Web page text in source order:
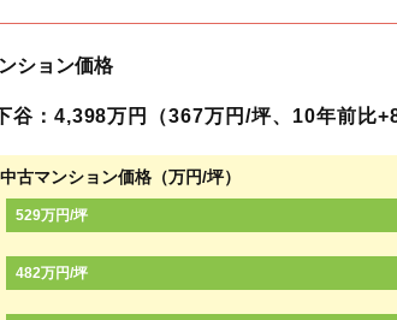
ション価格
谷：4,398万円（367万円/坪、10年前比
古マンション価格（万円/坪）
529万円/坪
482万円/坪